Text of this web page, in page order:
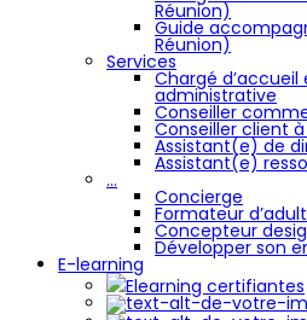
Réunion)
Guide
Réunion)
Services
Chargé
administrative
Conseiller
Conseiller client
Assistant(e) de
Assistant(e)
…
Concierge
Formateur
Concepteur
Développer son
E-learning
Elearning certifiantes